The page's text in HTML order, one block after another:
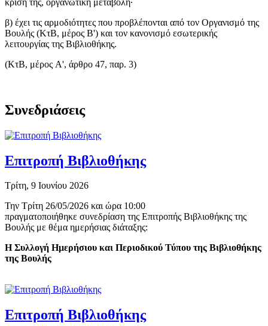
β) έχει τις αρμoδιότητες πoυ πρoβλέπoνται από τoν Oργανισμό της
Boυλής (KτΒ, μέρoς B') και τoν κανoνισμό εσωτερικής
λειτoυργίας της Βιβλιoθήκης.
(ΚτΒ, μέρος Α', άρθρο 47, παρ. 3)
Συνεδριάσεις
Επιτροπή Βιβλιοθήκης
Τρίτη, 9 Ιουνίου 2026
Την Τρίτη 26/05/2026 και ώρα 10:00
πραγματοποιήθηκε συνεδρίαση της Επιτροπής Βιβλιοθήκης της
Βουλής με θέμα ημερήσιας διάταξης:
Η Συλλογή Ημερήσιου και Περιοδικού Τύπου της Βιβλιοθήκης
της Βουλής
Επιτροπή Βιβλιοθήκης